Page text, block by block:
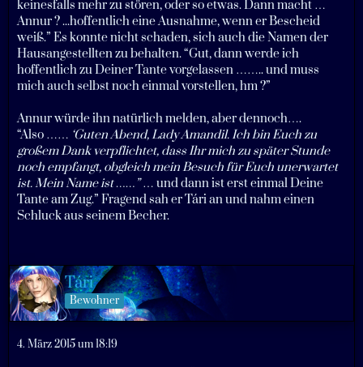
keinesfalls mehr zu stören, oder so etwas. Dann macht …
Annur ? ...hoffentlich eine Ausnahme, wenn er Bescheid
weiß.” Es konnte nicht schaden, sich auch die Namen der
Hausangestellten zu behalten. “Gut, dann werde ich
hoffentlich zu Deiner Tante vorgelassen …….. und muss
mich auch selbst noch einmal vorstellen, hm ?”
Annur würde ihn natürlich melden, aber dennoch….
“Also …… ‘Guten Abend, Lady Amandil. Ich bin Euch zu
großem Dank verpflichtet, dass Ihr mich zu später Stunde
noch empfangt, obgleich mein Besuch für Euch unerwartet
ist. Mein Name ist ……”… und dann ist erst einmal Deine
Tante am Zug.” Fragend sah er Tári an und nahm einen
Schluck aus seinem Becher.
Tári
Bewohner
4. März 2015 um 18:19